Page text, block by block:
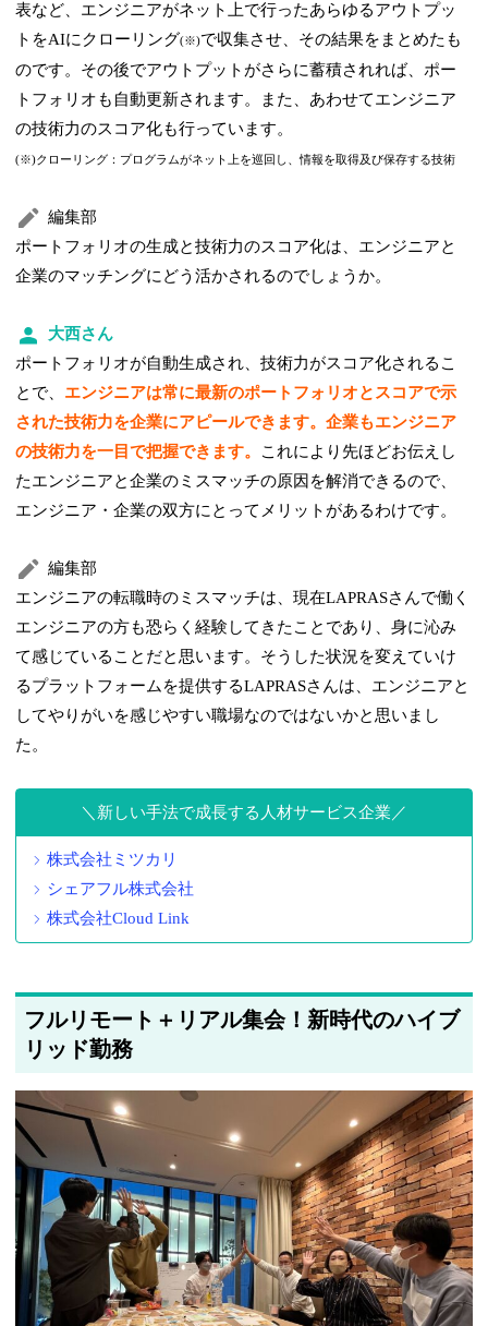
表など、エンジニアがネット上で行ったあらゆるアウトプッ
トをAIにクローリング(※)で収集させ、その結果をまとめたも
のです。その後でアウトプットがさらに蓄積されれば、ポー
トフォリオも自動更新されます。また、あわせてエンジニア
の技術力のスコア化も行っています。
(※)クローリング：プログラムがネット上を巡回し、情報を取得及び保存する技術
編集部
ポートフォリオの生成と技術力のスコア化は、エンジニアと
企業のマッチングにどう活かされるのでしょうか。
大西さん
ポートフォリオが自動生成され、技術力がスコア化されるこ
とで、 エンジニアは常に最新のポートフォリオとスコアで示
された技術力を企業にアピールできます。企業もエンジニア
の技術力を一目で把握できます。
これにより先ほどお伝えし
たエンジニアと企業のミスマッチの原因を解消できるので、
エンジニア・企業の双方にとってメリットがあるわけです。
編集部
エンジニアの転職時のミスマッチは、現在LAPRASさんで働く
エンジニアの方も恐らく経験してきたことであり、身に沁み
て感じていることだと思います。そうした状況を変えていけ
るプラットフォームを提供するLAPRASさんは、エンジニアと
してやりがいを感じやすい職場なのではないかと思いまし
た。
新しい手法で成長する人材サービス企業
株式会社ミツカリ
シェアフル株式会社
株式会社Cloud Link
フルリモート＋リアル集会！新時代のハイブ
リッド勤務